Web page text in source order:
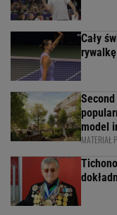
Cały
model
MATERIAŁ